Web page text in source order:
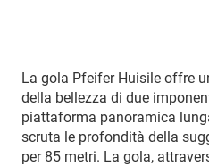
La gola Pfeifer Huisile offre
della bellezza di due
piattaforma panoramica
scruta le profondità della
per 85 metri. La gola,